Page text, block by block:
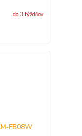
do 3 týždňov